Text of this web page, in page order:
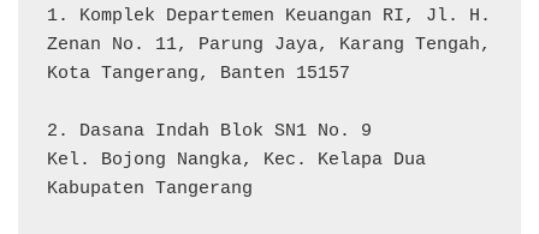
1. Komplek Departemen Keuangan RI, Jl. H.
Zenan No. 11, Parung Jaya, Karang Tengah,
Kota Tangerang, Banten 15157
2. Dasana Indah Blok SN1 No. 9
Kel. Bojong Nangka, Kec. Kelapa Dua
Kabupaten Tangerang